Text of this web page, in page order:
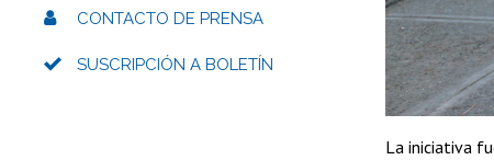
La iniciativa
CONTACTO DE PRENSA
SUSCRIPCIÓN A BOLETÍN